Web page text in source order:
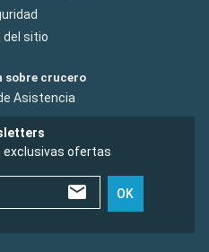
del sitio
sobre crucero
Asistencia
exclusivas ofertas
OK